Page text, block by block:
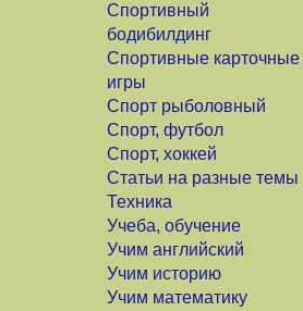
Спортивный
бодибилдинг
Спортивные карточные
игры
Спорт рыболовный
Спорт, футбол
Спорт, хоккей
Статьи на разные темы
Техника
Учеба, обучение
Учим английский
Учим историю
Учим математику